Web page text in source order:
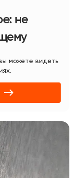
не
можете видеть